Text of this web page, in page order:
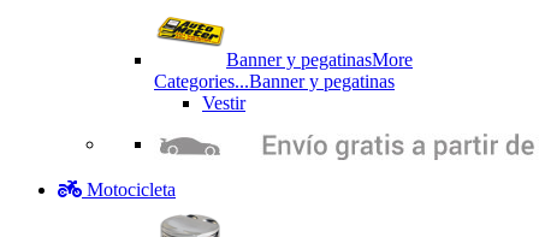
Banner y pegatinasMore
Categories...Banner y pegatinas
Vestir
Motocicleta